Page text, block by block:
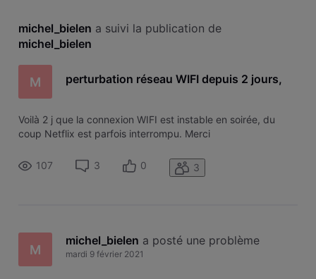
michel_bielen a suivi la publication de
michel_bielen
M perturbation réseau WIFI depuis 2 jours,
Voilà 2 j que la connexion WIFI est instable en soirée, du
coup Netflix est parfois interrompu. Merci
107 3 0 3
M
michel_bielen a posté une problème
mardi 9 février 2021